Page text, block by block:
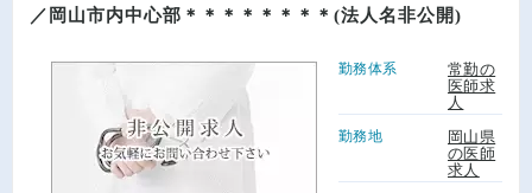
／岡山市内中心部＊＊＊＊＊＊＊＊(法人名非公開)
勤務体系
常勤の
医師求
人
勤務地
岡山県
の医師
求人